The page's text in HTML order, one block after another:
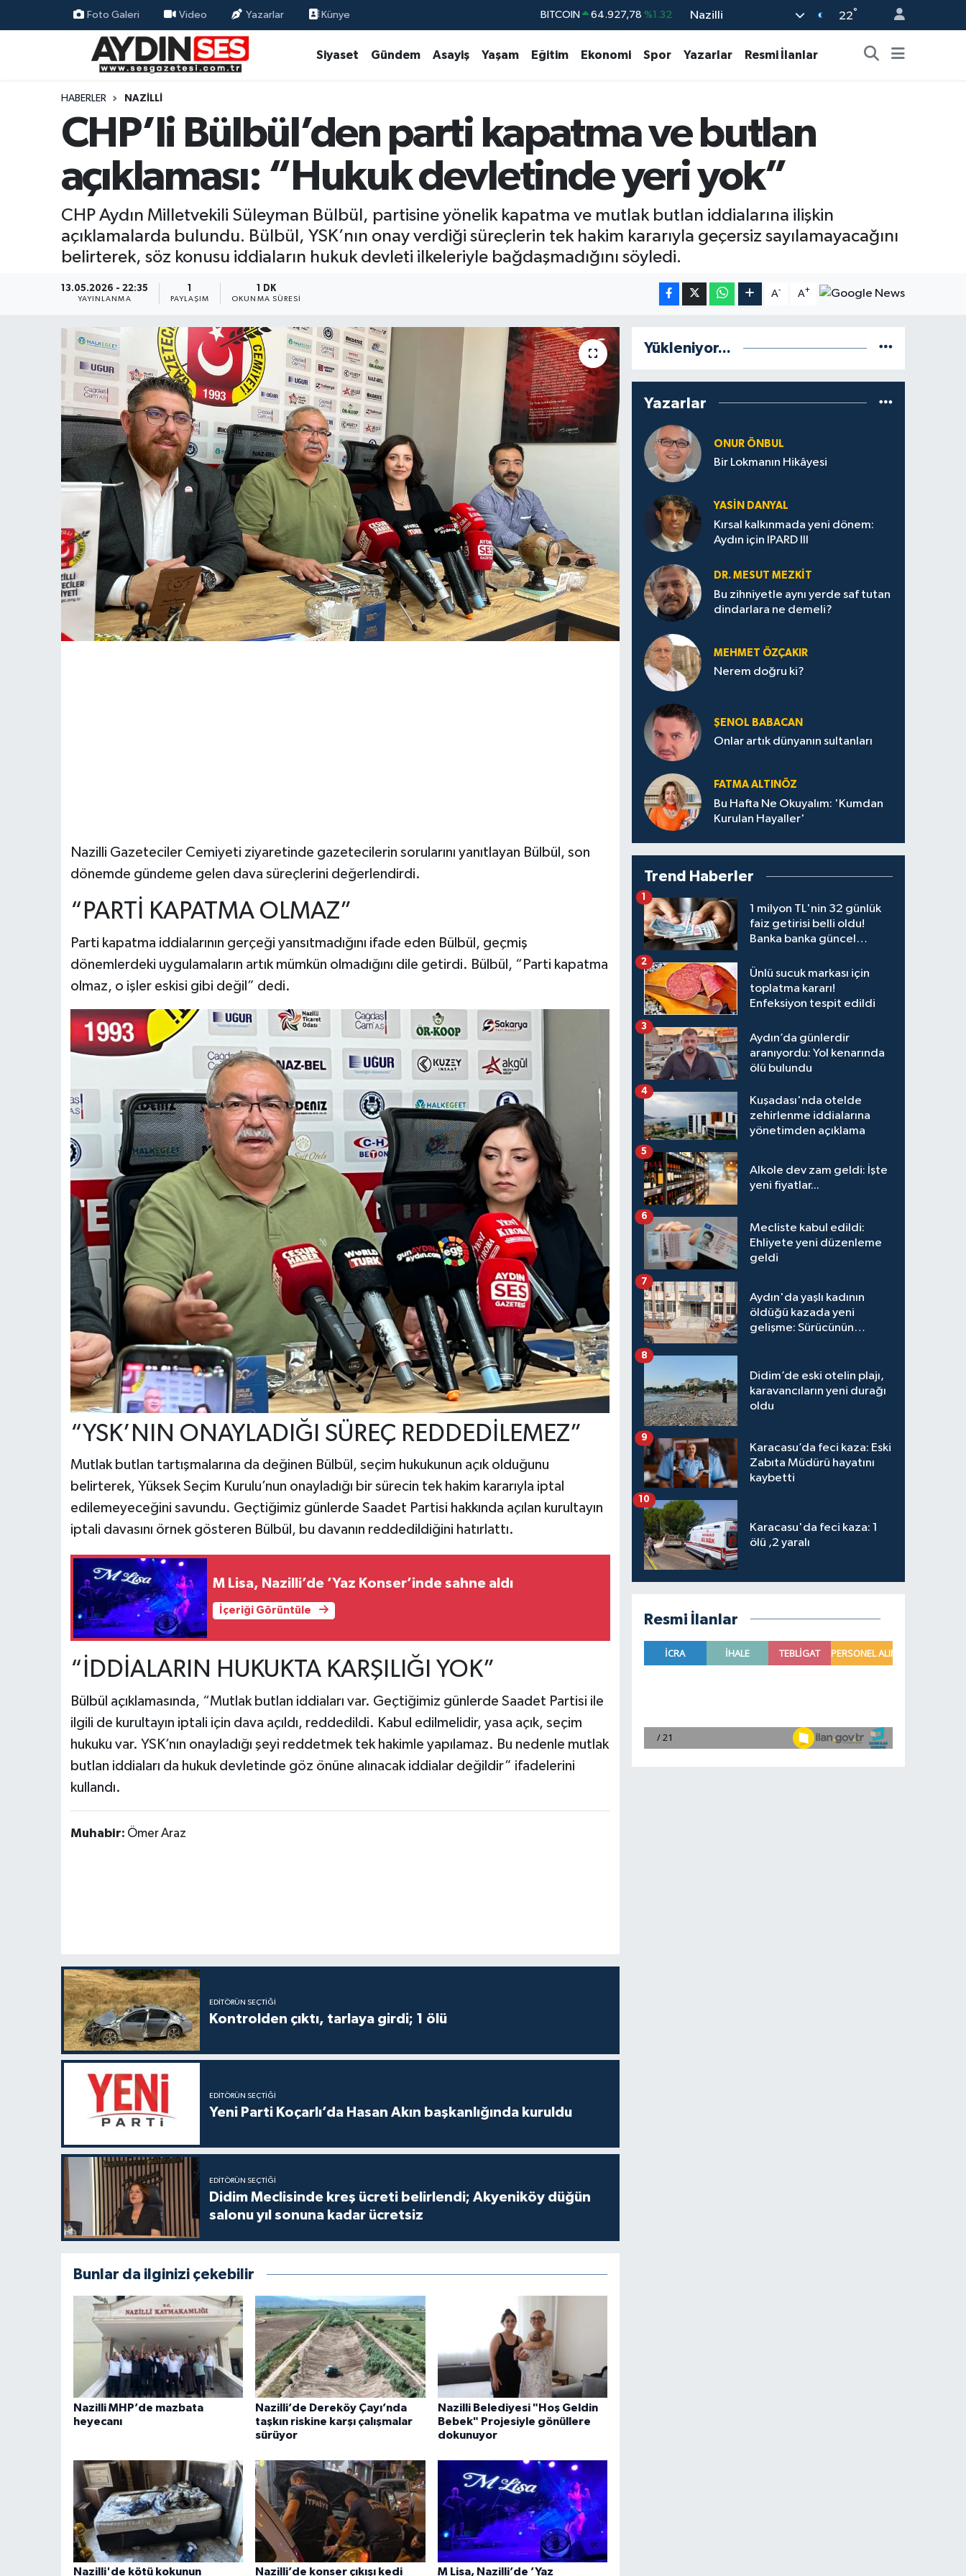
Foto Galeri Video Yazarlar Künye DOLAR 47,5894 %0.08
BİST100
BITCOIN 64.927,78 %1.32
Nazilli 22°
Siyaset Gündem Asayiş Yaşam Eğitim Ekonomi Spor Yazarlar Resmi İlanlar
HABERLER NAZILLI
CHP’li Bülbül’den parti kapatma ve butlan
açıklaması: “Hukuk devletinde yeri yok”
CHP Aydın Milletvekili Süleyman Bülbül, partisine yönelik kapatma ve mutlak butlan iddialarına ilişkin
açıklamalarda bulundu. Bülbül, YSK’nın onay verdiği süreçlerin tek hakim kararıyla geçersiz sayılamayacağını
belirterek, söz konusu iddiaların hukuk devleti ilkeleriyle bağdaşmadığını söyledi.
13.05.2026 - 22:35
YAYINLANMA PAYLAŞIM
1 DK
OKUNMA SÜRESI
A- A+
Nazilli Gazeteciler Cemiyeti ziyaretinde gazetecilerin sorularını yanıtlayan Bülbül, son
dönemde gündeme gelen dava süreçlerini değerlendirdi.
“PARTİ KAPATMA OLMAZ”
Parti kapatma iddialarının gerçeği yansıtmadığını ifade eden Bülbül, geçmiş
dönemlerdeki uygulamaların artık mümkün olmadığını dile getirdi. Bülbül, “Parti kapatma
olmaz, o işler eskisi gibi değil” dedi.
“YSK’NIN ONAYLADIĞI SÜREÇ REDDEDİLEMEZ”
Mutlak butlan tartışmalarına da değinen Bülbül, seçim hukukunun açık olduğunu
belirterek, Yüksek Seçim Kurulu’nun onayladığı bir sürecin tek hakim kararıyla iptal
edilemeyeceğini savundu. Geçtiğimiz günlerde Saadet Partisi hakkında açılan kurultayın
iptali davasını örnek gösteren Bülbül, bu davanın reddedildiğini hatırlattı.
M Lisa, Nazilli’de ’Yaz Konser’inde sahne aldı
İçeriği Görüntüle
“İDDİALARIN HUKUKTA KARŞILIĞI YOK”
Bülbül açıklamasında, “Mutlak butlan iddiaları var. Geçtiğimiz günlerde Saadet Partisi ile
ilgili de kurultayın iptali için dava açıldı, reddedildi. Kabul edilmelidir, yasa açık, seçim
hukuku var. YSK’nın onayladığı şeyi reddetmek tek hakimle yapılamaz. Bu nedenle mutlak
butlan iddiaları da hukuk devletinde göz önüne alınacak iddialar değildir” ifadelerini
kullandı.
Muhabir: Ömer Araz
EDITÖRÜN SEÇTIĞI
Kontrolden çıktı, tarlaya girdi; 1 ölü
EDITÖRÜN SEÇTIĞI
Yeni Parti Koçarlı’da Hasan Akın başkanlığında kuruldu
EDITÖRÜN SEÇTIĞI
Didim Meclisinde kreş ücreti belirlendi; Akyeniköy düğün
salonu yıl sonuna kadar ücretsiz
Bunlar da ilginizi çekebilir
Nazilli MHP’de mazbata
heyecanı
Nazilli’de Dereköy Çayı’nda
taşkın riskine karşı çalışmalar
sürüyor
Nazilli Belediyesi "Hoş Geldin
Bebek" Projesiyle gönüllere
dokunuyor
Nazilli'de kötü kokunun Nazilli’de konser çıkışı kedi M Lisa, Nazilli’de ’Yaz
Yükleniyor...
Yazarlar
ONUR ÖNBUL
Bir Lokmanın Hikâyesi
YASIN DANYAL
Kırsal kalkınmada yeni dönem:
Aydın için IPARD III
DR. MESUT MEZKIT
Bu zihniyetle aynı yerde saf tutan
dindarlara ne demeli?
MEHMET ÖZÇAKIR
Nerem doğru ki?
ŞENOL BABACAN
Onlar artık dünyanın sultanları
FATMA ALTINÖZ
Bu Hafta Ne Okuyalım: 'Kumdan
Kurulan Hayaller'
Trend Haberler
1 milyon TL'nin 32 günlük
faiz getirisi belli oldu!
Banka banka güncel
1
Ünlü sucuk markası için
toplatma kararı!
Enfeksiyon tespit edildi
2
Aydın’da günlerdir
aranıyordu: Yol kenarında
ölü bulundu
3
Kuşadası'nda otelde
zehirlenme iddialarına
yönetimden açıklama
4
Alkole dev zam geldi: İşte
yeni fiyatlar...
5
Mecliste kabul edildi:
Ehliyete yeni düzenleme
geldi
6
Aydın'da yaşlı kadının
öldüğü kazada yeni
gelişme: Sürücünün
7
Didim’de eski otelin plajı,
karavancıların yeni durağı
oldu
8
Karacasu’da feci kaza: Eski
Zabıta Müdürü hayatını
kaybetti
9
Karacasu'da feci kaza: 1
ölü ,2 yaralı
10
Resmi İlanlar
Siyaset
Eğitim
Aydın Nöbetçi Eczaneler
Aydın Hava Durumu
Aydin Namaz Vakitleri
Aydın Trafik Yoğunluk Haritası
Tüm Manşetler